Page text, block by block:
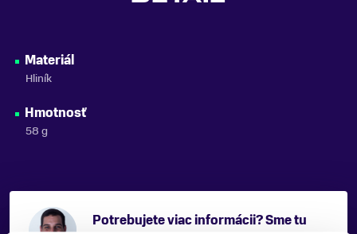
Materiál
Hliník
Hmotnosť
58 g
Potrebujete viac informácii? Sme tu